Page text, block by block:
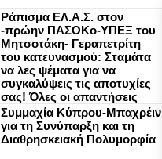
Ράπισμα ΕΛ.Α.Σ. στον
-πρώην ΠΑΣΟΚο-ΥΠΕΞ του
Μητσοτάκη- Γεραπετρίτη
του κατευνασμού: Σταμάτα
να λες ψέματα για να
συγκαλύψεις τις αποτυχίες
σας! Όλες οι απαντήσεις
Συμμαχία Κύπρου-Μπαχρέιν
για τη Συνύπαρξη και τη
Διαθρησκειακή Πολυμορφία